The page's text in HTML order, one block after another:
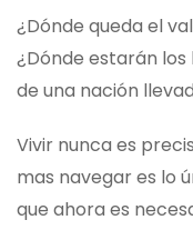
¿Dónde queda el
¿Dónde estarán los
de una nación
Vivir nunca es
mas navegar es lo
que ahora es